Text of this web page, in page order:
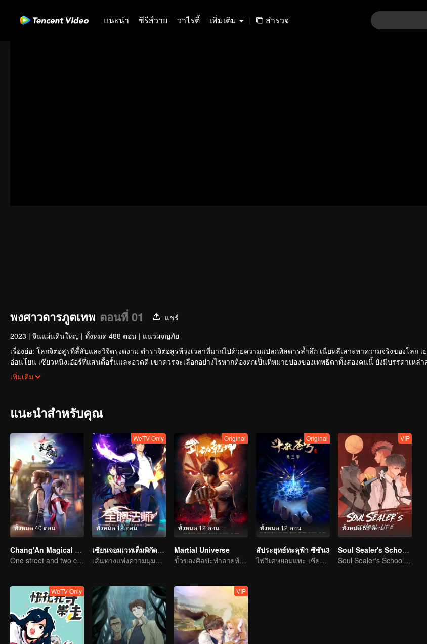
แนะนำ ซีรีส์วาย วาไรตี้ เพิ่มเติม | สำรวจ
พงศาวดารภูตเทพ ตอนที่ 01
แชร์
2023 | จีนแผ่นดินใหญ่ | ทั้งหมด 488 ตอน | แนวผจญภัย
เรื่องย่อ: โลกจิตอสูรที่ลี้ลับและวิจิตรงดงาม ตำราจิตอสูรห้วงเวลาที่มากไปด้วยความแปลกพิสดารล้ำลึก เนี่ยหลีเสาะหาความจริงของโลก เ
อ่อนโยน เซียวหนิงเอ๋อร์ที่แสนดื้อรั้นและอวดดี เขาควรจะเลือกอย่างไรหากต้องตกเป็นที่หมายปองของเทพธิดาทั้งสองคนนี้ ยังมีบรรดาเหล่
ฟันฝ่าความทุกข์ยาก ฝึกฝนวรยุทธ์ที่ล้ำเลิศที่สุด พลังแห่งจิตอสูรที่แข็งแกร่งที่สุด ก้าวเข้าสู่ระดับสูงสุดแห่งวิถียุทธ์ ข้าเนี่ยหลี จะต้องกลายเป็น
เพิ่มเติม
แนะนำสำหรับคุณ
ทั้งหมด 40 ตอน
Chang'An Magical Street
One street and two circles, alternating day and night.
ทั้งหมด 12 ตอน
WeTV Only
เซียนจอมเวทเต็มพิกัด ซีซัน1
เส้นทางแห่งความมุมานะในการฝึกพัฒนาตนเอง
ทั้งหมด 12 ตอน
Original
Martial Universe
ขั้วของศิลปะทำลายท้องฟ้าและย้ายจักรวาล
ทั้งหมด 12 ตอน
Original
สัประยุทธ์ทะลุฟ้า ซีซัน3
ไฟวิเศษยอมแพะ เซียวเหยียนรู้ซึ้งและใช้เป็นทักษะพุทธพิโรธบัวไฟ
ทั้งหมด 55 ตอน
VIP
Soul Sealer's School Life (Horizontal Version)
Soul Sealer's School Life (Horizontal Version)
WeTV Only VIP